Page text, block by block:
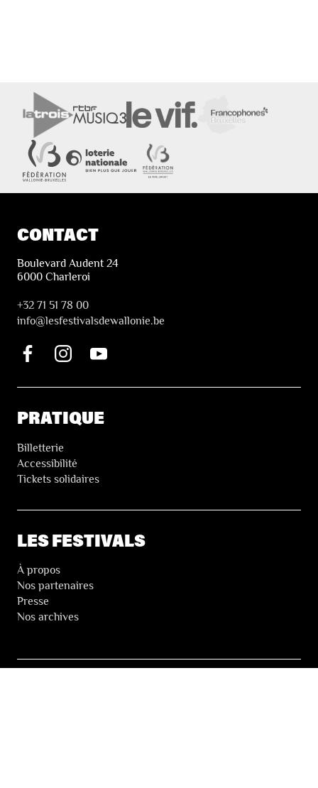
CONTACT
Boulevard Audent 24
6000 Charleroi
+32 71 51 78 00
info@lesfestivalsdewallonie.be
PRATIQUE
Billetterie
Accessibilité
Tickets solidaires
LES FESTIVALS
À propos
Nos partenaires
Presse
Nos archives